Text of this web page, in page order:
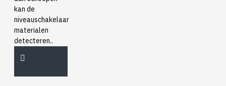
kan de
niveauschakelaar
materialen
detecteren..